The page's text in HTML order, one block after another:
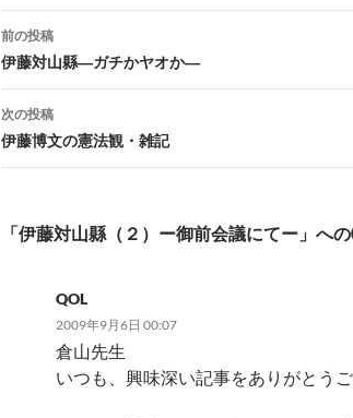
b
o
o
k
es
t
y
n
n
投
稿
ナ
ビ
ゲ
ー
前の投稿
伊藤対山縣―ガチかヤオか―
次の投稿
伊藤博文の憲法観・雑記
「伊藤対山縣（２）ー御前会議にてー」へ
QOL
2009年9月6日 00:07
倉山先生
いつも、興味深い記事をありがとうご